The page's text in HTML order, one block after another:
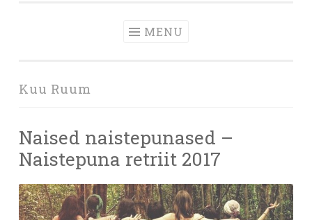
MENU
Kuu Ruum
Naised naistepunased –
Naistepuna retriit 2017